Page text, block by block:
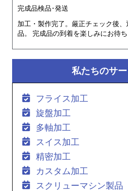
完成品検品･発送
加工・製作完了。厳正チェック後
品。 完成品の到着を楽しみにお待ち
私たちのサ
フライス加工
旋盤加工
多軸加工
スイス加工
精密加工
カスタム加工
スクリューマシン製品